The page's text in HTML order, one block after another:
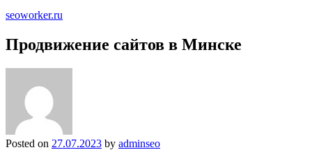
seoworker.ru
Продвижение сайтов в Минске
Posted on 27.07.2023 by adminseo